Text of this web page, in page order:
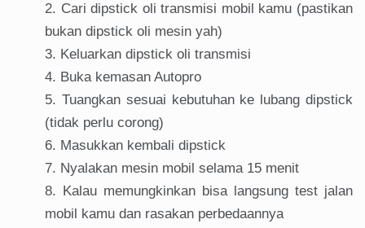
Cari dipstick oli transmisi mobil kamu (pastikan
bukan dipstick oli mesin yah)
Keluarkan dipstick oli transmisi
Buka kemasan Autopro
Tuangkan sesuai kebutuhan ke lubang dipstick
(tidak perlu corong)
Masukkan kembali dipstick
Nyalakan mesin mobil selama 15 menit
Kalau memungkinkan bisa langsung test jalan
mobil kamu dan rasakan perbedaannya